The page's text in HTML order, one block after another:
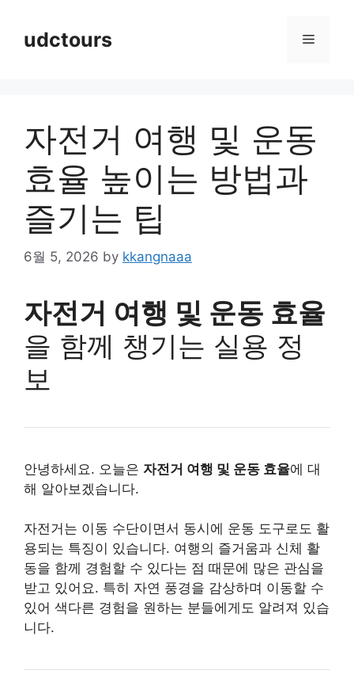
contentudctours Menu
자전거 여행 및 운동
효율 높이는 방법과
즐기는 팁
6월 5, 2026 by kkangnaaa
자전거 여행 및 운동 효율
을 함께 챙기는 실용 정
보
안녕하세요. 오늘은 자전거 여행 및 운동 효율에 대
해 알아보겠습니다.
자전거는 이동 수단이면서 동시에 운동 도구로도 활
용되는 특징이 있습니다. 여행의 즐거움과 신체 활
동을 함께 경험할 수 있다는 점 때문에 많은 관심을
받고 있어요. 특히 자연 풍경을 감상하며 이동할 수
있어 색다른 경험을 원하는 분들에게도 알려져 있습
니다.